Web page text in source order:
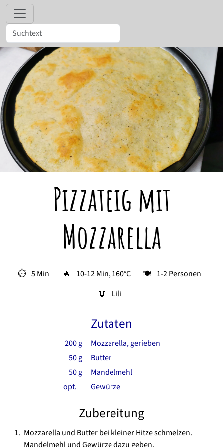
Pizzateig mit
Mozzarella
⏱ 5 Min 🔥 10-12 Min,160°C 🍽 1-2 Personen
📖
Lili
Zutaten
200g
Mozzarella, gerieben
50g
Butter
50g
Mandelmehl
opt.
Gewürze
Zubereitung
Mozzarella und Butter bei kleiner Hitze schmelzen.
Mandelmehl und Gewürze dazu geben.